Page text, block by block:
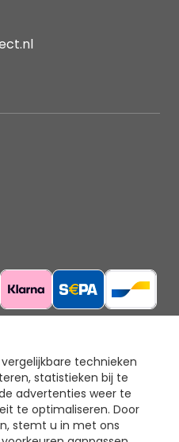
technieken
statistieken bij te
advertenties weer te
te optimaliseren. Door
stemt u in met ons